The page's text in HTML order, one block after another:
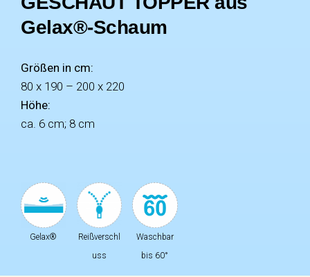
Gelax®-Schaum
Größen in cm:
80 x 190 – 200 x 220
Höhe:
ca. 6 cm; 8 cm
Gelax®
Reißverschl
uss
Waschbar
bis 60°